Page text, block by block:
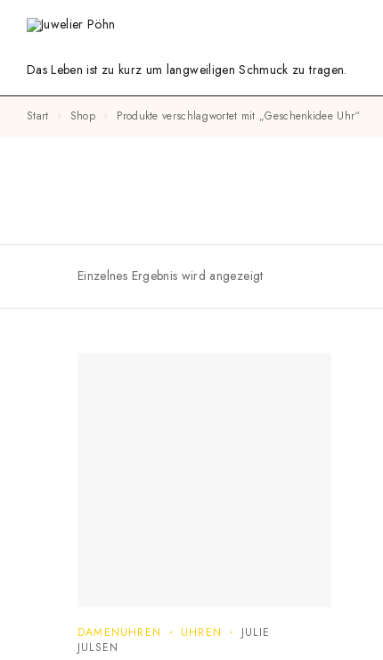
Das Leben ist zu kurz um langweiligen Schmuck zu tragen.
Start Shop Produkte verschlagwortet mit „Geschenkidee Uhr“
Einzelnes Ergebnis wird angezeigt
DAMENUHREN UHREN
JULIE
JULSEN